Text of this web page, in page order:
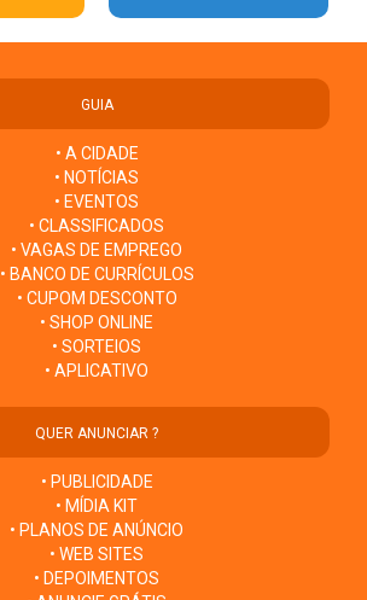
GUIA
• A CIDADE
• NOTÍCIAS
• EVENTOS
• CLASSIFICADOS
• VAGAS DE EMPREGO
• BANCO DE CURRÍCULOS
• CUPOM DESCONTO
• SHOP ONLINE
• SORTEIOS
• APLICATIVO
QUER ANUNCIAR ?
• PUBLICIDADE
• MÍDIA KIT
• PLANOS DE ANÚNCIO
• WEB SITES
• DEPOIMENTOS